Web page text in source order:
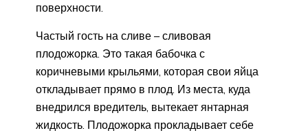
поверхности.
Частый гость на сливе – сливовая
плодожорка. Это такая бабочка с
коричневыми крыльями, которая свои яйца
откладывает прямо в плод. Из места, куда
внедрился вредитель, вытекает янтарная
жидкость. Плодожорка прокладывает себе